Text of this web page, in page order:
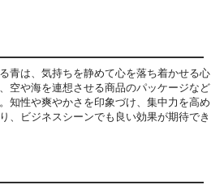
青は、気持ちを静めて心を落ち着かせる心
空や海を連想させる商品のパッケージなど
知性や爽やかさを印象づけ、集中力を高め
、ビジネスシーンでも良い効果が期待でき